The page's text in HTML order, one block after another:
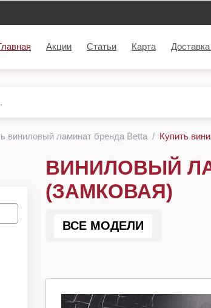
Акции Статьи Карта
виниловый ламинат бренда Betta Купить
ВИНИЛОВЫЙ
(ЗАМКОВАЯ)
ВСЕ МОДЕЛИ